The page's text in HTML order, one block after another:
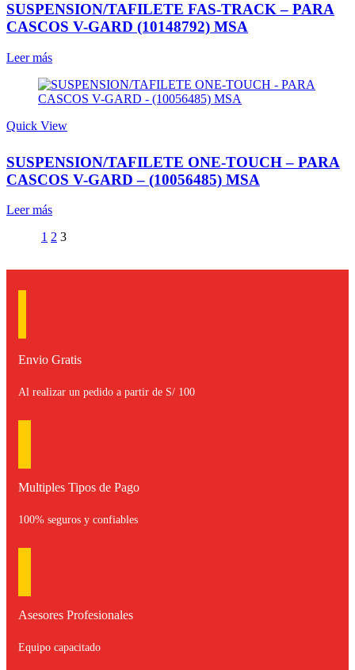
SUSPENSION/TAFILETE FAS-TRACK – PARA
CASCOS V-GARD (10148792) MSA
Leer más
Quick View
SUSPENSION/TAFILETE ONE-TOUCH – PARA
CASCOS V-GARD – (10056485) MSA
Leer más
1 2 3
Envio Gratis
Al realizar un pedido a partir de S/ 100
Multiples Tipos de Pago
100% seguros y confiables
Asesores Profesionales
Equipo capacitado